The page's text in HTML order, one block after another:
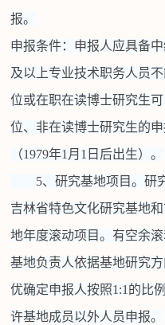
报。
申报条件：申报人应具备
及以上专业技术职务人员
位或在职在读博士研究生
位、非在读博士研究生的
（1979年1月1日后出生）。
5、研究基地项目。研
吉林省特色文化研究基地
地年度滚动项目。有空余
基地负责人依据基地研究
优确定申报人按照1:1的比
许基地成员以外人员申报。